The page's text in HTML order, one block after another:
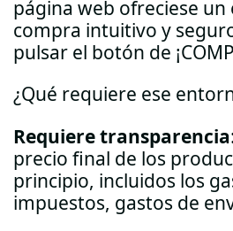
página web ofreciese
compra intuitivo y
pulsar el botón de
¿Qué requiere ese
Requiere transparencia
precio final de los
principio, incluidos los
impuestos, gastos de